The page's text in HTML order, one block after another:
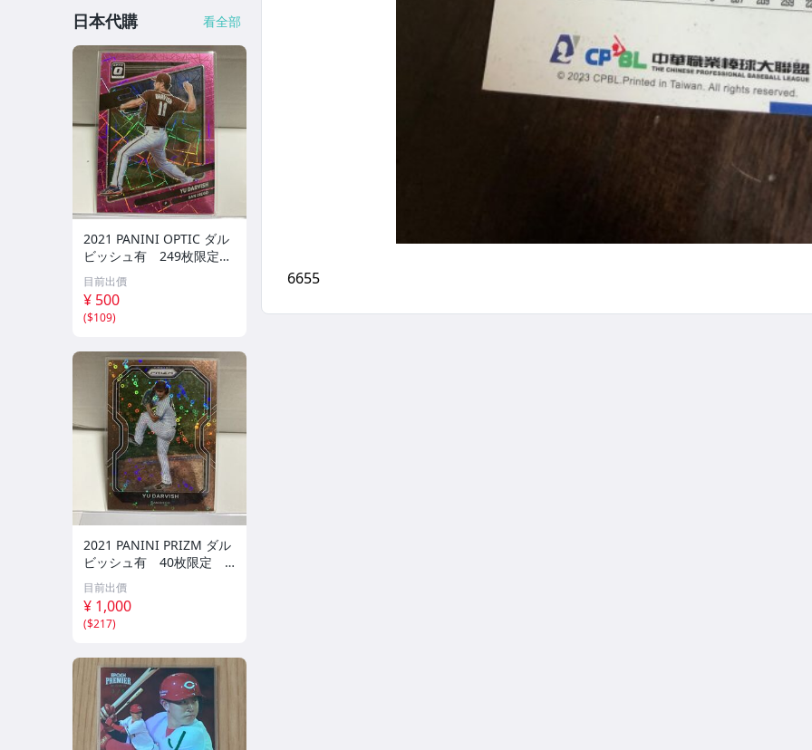
日本代購 看全部
2021 PANINI OPTIC ダル
ビッシュ有 249枚限定
シリアルカード パドレス
目前出價
¥ 500
($109)
2021 PANINI PRIZM ダル
ビッシュ有 40枚限定
シリアルカード パドレス
目前出價
¥ 1,000
($217)